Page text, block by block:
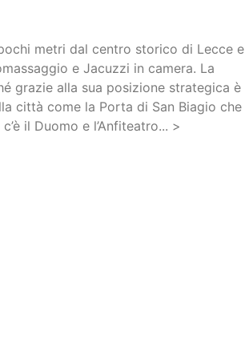
metri dal centro storico di Lecce e
e Jacuzzi in camera. La
grazie alla sua posizione strategica è
città come la Porta di San Biagio che
il Duomo e l’Anfiteatro... >